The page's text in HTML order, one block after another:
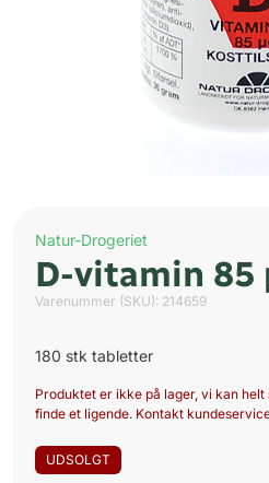
Natur-Drogeriet
D-vitamin 85
Varenummer (SKU): 214659
180 stk tabletter
Produktet er ikke på lager, vi kan
finde et ligende. Kontakt
UDSOLGT